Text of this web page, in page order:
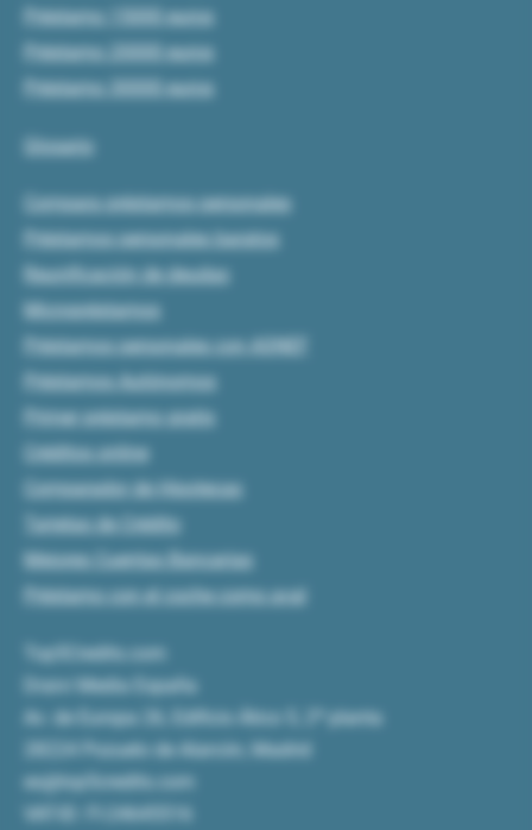
Préstamo 15000 euros
Préstamo 20000 euros
Préstamo 30000 euros
Glosario
Compara préstamos personales
Préstamos personales baratos
Reunificación de deudas
Micropréstamos
Préstamos personales con ASNEF
Préstamos Autónomos
Primer préstamo gratis
Créditos online
Comparador de Hipotecas
Tarjetas de Crédito
Mejores Cuentas Bancarias
Préstamo con el coche como aval
Top5Credits.com
Draivi Media España
Av. de Europa 26, Edificio Ático 5, 2ª planta
28224 Pozuelo de Alarcón, Madrid
es@top5credits.com
VAT-ID: FI-24645516